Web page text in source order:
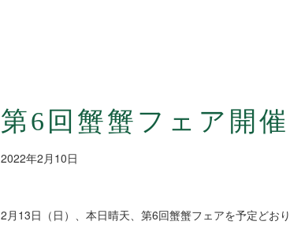
第6回蟹蟹フェア開催
2022年2月10日
2月13日（日）、本日晴天、第6回蟹蟹フェアを予定どお